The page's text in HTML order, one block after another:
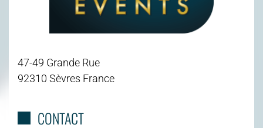
47-49 Grande Rue
92310 Sèvres France
CONTACT